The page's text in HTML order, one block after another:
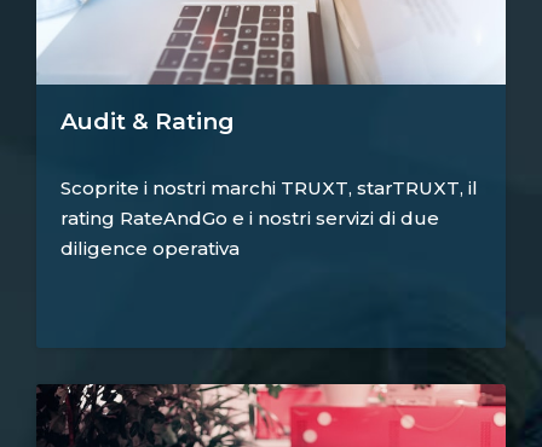
Audit & Rating
Scoprite i nostri marchi TRUXT, starTRUXT, il
rating RateAndGo e i nostri servizi di due
diligence operativa